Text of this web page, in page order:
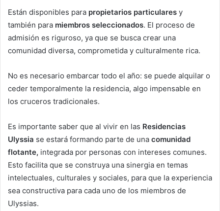
Están disponibles para propietarios particulares y
también para miembros seleccionados. El proceso de
admisión es riguroso, ya que se busca crear una
comunidad diversa, comprometida y culturalmente rica.
No es necesario embarcar todo el año: se puede alquilar o
ceder temporalmente la residencia, algo impensable en
los cruceros tradicionales.
Es importante saber que al vivir en las Residencias
Ulyssia se estará formando parte de una comunidad
flotante, integrada por personas con intereses comunes.
Esto facilita que se construya una sinergia en temas
intelectuales, culturales y sociales, para que la experiencia
sea constructiva para cada uno de los miembros de
Ulyssias.